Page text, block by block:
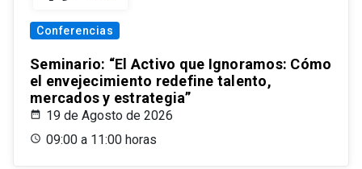
Conferencias
Seminario: “El Activo que Ignoramos: Cómo
el envejecimiento redefine talento,
mercados y estrategia”
19 de Agosto de 2026
09:00 a 11:00 horas